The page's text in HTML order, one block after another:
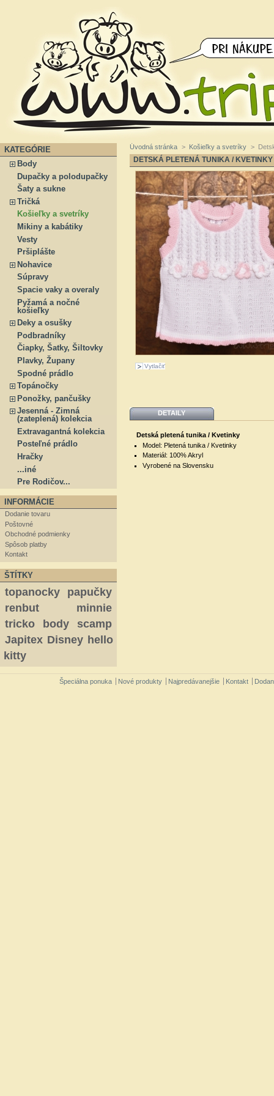
KATEGÓRIE
Body
Dupačky a polodupačky
Šaty a sukne
Tričká
Košieľky a svetríky
Mikiny a kabátiky
Vesty
Pršiplášte
Nohavice
Súpravy
Spacie vaky a overaly
Pyžamá a nočné
košieľky
Deky a osušky
Podbradníky
Čiapky, Šatky, Šiltovky
Plavky, Župany
Spodné prádlo
Topánočky
Ponožky, pančušky
Jesenná - Zimná
(zateplená) kolekcia
Extravagantná kolekcia
Posteľné prádlo
Hračky
...iné
Pre Rodičov...
INFORMÁCIE
Dodanie tovaru
Poštovné
Obchodné podmienky
Spôsob platby
Kontakt
ŠTÍTKY
topanocky
papučky
renbut
minnie
tricko
body
scamp
Japitex Disney hello
kitty
Úvodná stránka > Košieľky a svetríky >
DETSKÁ PLETENÁ TUNIKA / KVETINKY
Vytlačiť
DETAILY
Detská pletená tunika / Kvetinky
Model: Pletená tunika / Kvetinky
Materiál: 100% Akryl
Vyrobené na Slovensku
Špeciálna ponuka Nové produkty Najpredávanejšie Kontakt